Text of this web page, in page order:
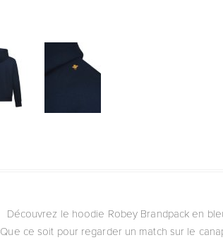
Découvrez le hoodie Robey Brandpack en
Que ce soit pour regarder un match sur le